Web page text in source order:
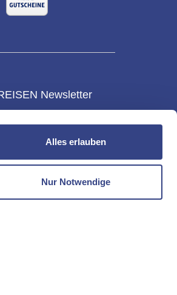
Alles erlauben
Nur Notwendige
Newsletter
NEWSLETTER